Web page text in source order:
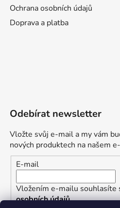
Ochrana osobních údajů
Doprava a platba
Odebírat newsletter
Vložte svůj e-mail a my vám
nových produktech na našem
E-mail
Vložením e-mailu souhlasíte
osobních údajů